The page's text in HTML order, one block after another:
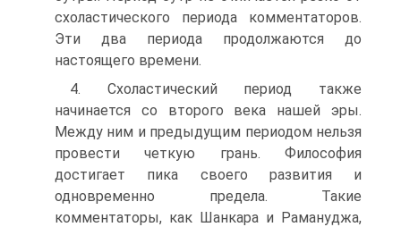
схоластического периода комментаторов.
Эти два периода продолжаются до
настоящего времени.
4. Схоластический период также
начинается со второго века нашей эры.
Между ним и предыдущим периодом нельзя
провести четкую грань. Философия
достигает пика своего развития и
одновременно предела. Такие
комментаторы, как Шанкара и Рамануджа,